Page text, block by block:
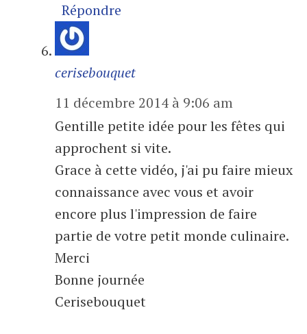
Répondre
cerisebouquet
11 décembre 2014 à 9:06 am
Gentille petite idée pour les fêtes qui
approchent si vite.
Grace à cette vidéo, j'ai pu faire mieux
connaissance avec vous et avoir
encore plus l'impression de faire
partie de votre petit monde culinaire.
Merci
Bonne journée
Cerisebouquet